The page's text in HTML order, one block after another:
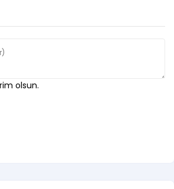
olsun.